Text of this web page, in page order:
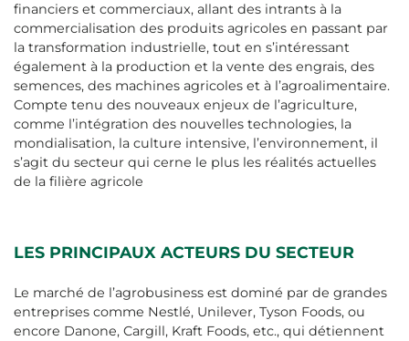
financiers et commerciaux, allant des intrants à la
commercialisation des produits agricoles en passant par
la transformation industrielle, tout en s’intéressant
également à la production et la vente des engrais, des
semences, des machines agricoles et à l’agroalimentaire.
Compte tenu des nouveaux enjeux de l’agriculture,
comme l’intégration des nouvelles technologies, la
mondialisation, la culture intensive, l’environnement, il
s’agit du secteur qui cerne le plus les réalités actuelles
de la filière agricole
LES PRINCIPAUX ACTEURS DU SECTEUR
Le marché de l’agrobusiness est dominé par de grandes
entreprises comme Nestlé, Unilever, Tyson Foods, ou
encore Danone, Cargill, Kraft Foods, etc., qui détiennent